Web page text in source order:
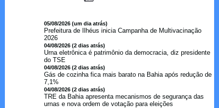
05/08/2026 (um dia atrás)
Prefeitura de Ilhéus inicia Campanha de Multivacinação
2026
04/08/2026 (2 dias atrás)
Urna eletrônica é patrimônio da democracia, diz presidente
do TSE
04/08/2026 (2 dias atrás)
Gás de cozinha fica mais barato na Bahia após redução de
7,1%
04/08/2026 (2 dias atrás)
TRE da Bahia apresenta mecanismos de segurança das
urnas e nova ordem de votação para eleições